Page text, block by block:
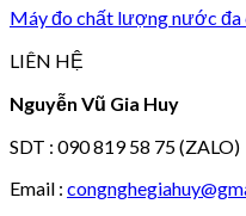
Máy đo chất lượng nước đa
LIÊN HỆ
Nguyễn Vũ Gia Huy
SDT : 090 819 58 75 (ZALO)
Email :